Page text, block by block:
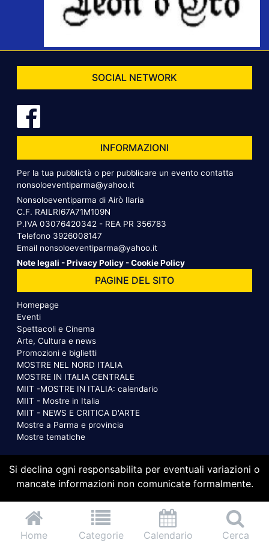
Home Categorie Calendario Cerca
SOCIAL NETWORK
INFORMAZIONI
Per la tua pubblictà o per pubblicare un evento contatta
nonsoloeventiparma@yahoo.it
Nonsoloeventiparma di Airò Ilaria
C.F. RAILRI67A71M109N
P.IVA 03076420342 - REA PR 356783
Telefono 3926008147
Email nonsoloeventiparma@yahoo.it
Note legali -Privacy Policy -Cookie Policy
PAGINE DEL SITO
Homepage
Eventi
Spettacoli e Cinema
Arte, Cultura e news
Promozioni e biglietti
MOSTRE NEL NORD ITALIA
MOSTRE IN ITALIA CENTRALE
MIIT -MOSTRE IN ITALIA: calendario
MIIT - Mostre in Italia
MIIT - NEWS E CRITICA D'ARTE
Mostre a Parma e provincia
Mostre tematiche
Si declina ogni responsabilita per eventuali variazioni o
mancate informazioni non comunicate formalmente.